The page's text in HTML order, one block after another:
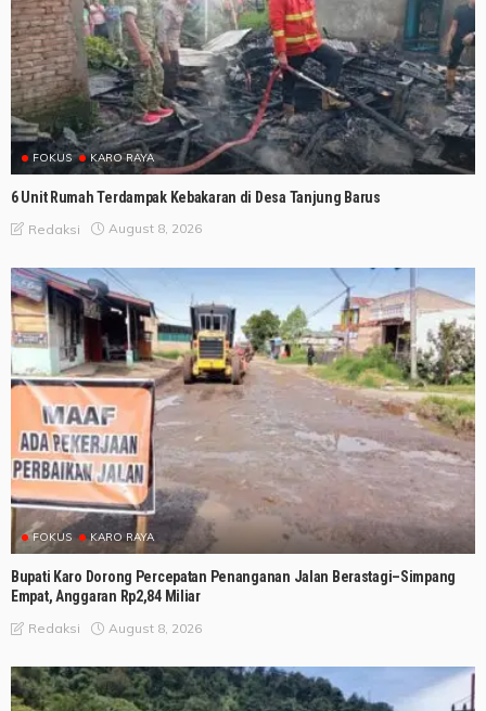
FOKUS KARO RAYA
6 Unit Rumah Terdampak Kebakaran di Desa Tanjung Barus
Redaksi August 8, 2026
FOKUS KARO RAYA
Bupati Karo Dorong Percepatan Penanganan Jalan Berastagi–Simpang
Empat, Anggaran Rp2,84 Miliar
Redaksi August 8, 2026